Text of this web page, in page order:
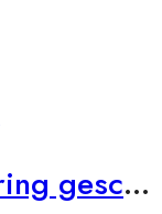
585er Gelbgold Spannring geschwungen mit Diamant 0,05 ct.